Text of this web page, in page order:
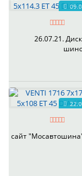
26.07.21.
сайт